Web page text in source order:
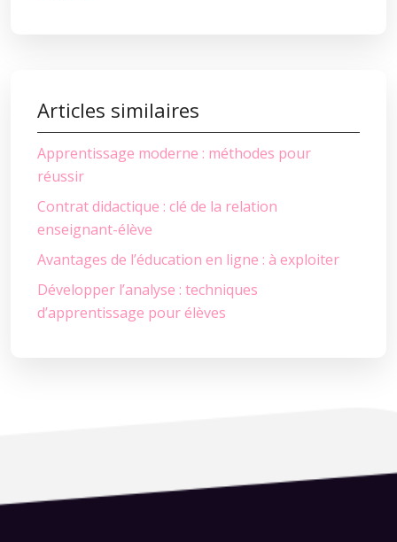
Articles similaires
Apprentissage moderne : méthodes pour
réussir
Contrat didactique : clé de la relation
enseignant-élève
Avantages de l’éducation en ligne : à exploiter
Développer l’analyse : techniques
d’apprentissage pour élèves